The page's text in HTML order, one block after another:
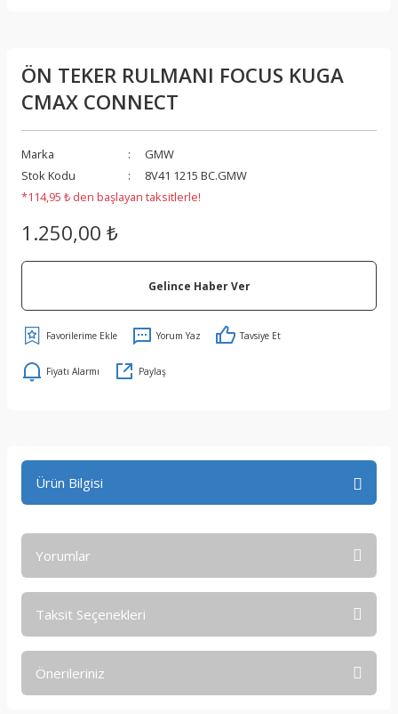
ÖN TEKER RULMANI FOCUS KUGA
CMAX CONNECT
Marka
GMW
Stok Kodu
8V41 1215 BC.GMW
*114,95 ₺ den başlayan taksitlerle!
1.250,00 ₺
Gelince Haber Ver
Yorum Yaz Tavsiye Et
Fiyatı Alarmı Paylaş
Ürün Bilgisi
Yorumlar
Taksit Seçenekleri
Önerileriniz